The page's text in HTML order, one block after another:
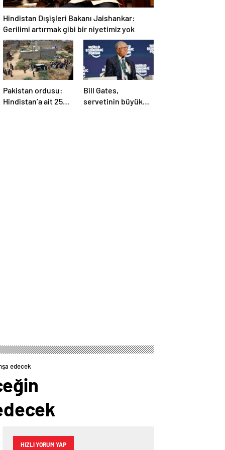
Hindistan Dışişleri Bakanı Jaishankar:
Gerilimi artırmak gibi bir niyetimiz yok
Pakistan ordusu:
Hindistan’a ait 25
Bill Gates,
servetinin büyük
edecek
HIZLI YORUM YAP